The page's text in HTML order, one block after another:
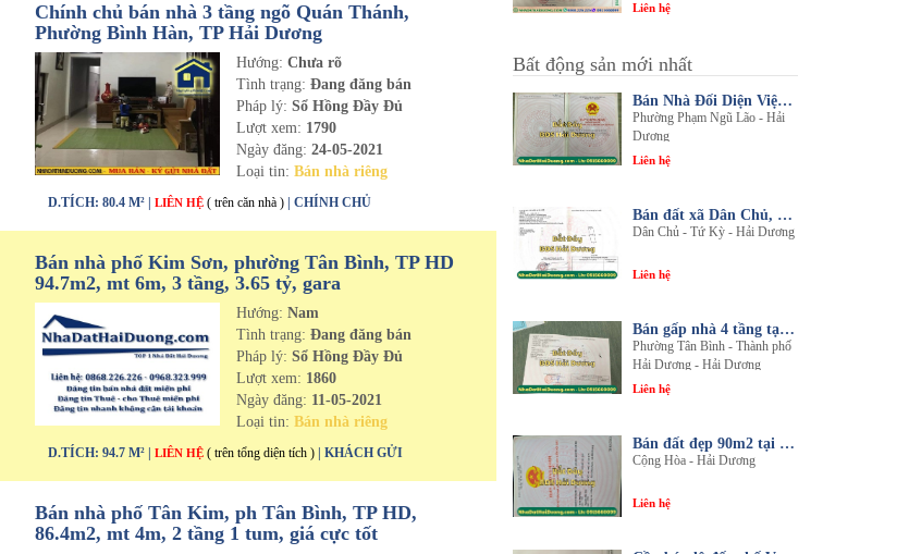
Chính chủ bán nhà 3 tầng ngõ Quán Thánh,
Phường Bình Hàn, TP Hải Dương
Hướng:Chưa rõ
Tình trạng:Đang đăng bán
Pháp lý: Sổ Hồng Đầy Đủ
Lượt xem: 1790
Ngày đăng:24-05-2021
Loại tin:Bán nhà riêng
D.TÍCH: 80.4 M² | LIÊN HỆ ( trên căn nhà ) | CHÍNH CHỦ
Bán nhà phố Kim Sơn, phường Tân Bình, TP HD
94.7m2, mt 6m, 3 tầng, 3.65 tỷ, gara
Hướng:Nam
Tình trạng:Đang đăng bán
Pháp lý: Sổ Hồng Đầy Đủ
Lượt xem: 1860
Ngày đăng: 11-05-2021
Loại tin:Bán nhà riêng
D.TÍCH: 94.7 M² | LIÊN HỆ ( trên tổng diện tích ) | KHÁCH GỬI
Bán nhà phố Tân Kim, ph Tân Bình, TP HD,
86.4m2, mt 4m, 2 tầng 1 tum, giá cực tốt
Liên hệ
Bất động sản mới nhất
Bán Nhà Đối Diện Viện Đa Khoa Hải Dương - Nội Thất Sang Trọng, Tiện Nghi
Phường Phạm Ngũ Lão - Hải
Dương
Liên hệ
Bán đất xã Dân Chủ, Tứ Kỳ, Hải Dương - Diện tích 214m2 - Mặt tiền 8.5m - nhadathaiduong.com
Dân Chủ - Tứ Kỳ - Hải Dương
Liên hệ
Bán gấp nhà 4 tầng tại khu đô thị An Phú 2 - Nội thất gỗ lim sang trọng
Phường Tân Bình - Thành phố
Hải Dương - Hải Dương
Liên hệ
Bán đất đẹp 90m2 tại thôn An Điền, xã Cộng Hòa, huyện Nam Sách, tỉnh Hải Dương
Cộng Hòa - Hải Dương
Liên hệ